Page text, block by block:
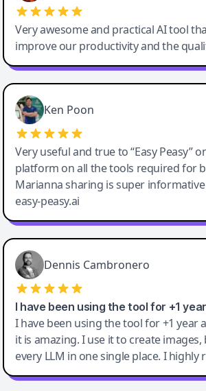
Very awesome and practical AI tool
improve our productivity and the
Ken Poon
Very useful and true to “Easy Peasy”
platform on all the tools required for
Marianna sharing is super
easy-peasy.ai
Dennis Cambronero
I have been using the tool for +1
I have been using the tool for +1 year
it is amazing. I use it to create images,
every LLM in one single place. I highly